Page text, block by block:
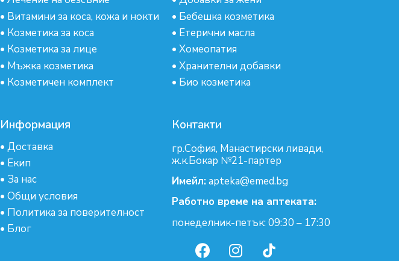
• Витамини за коса, кожа и нокти
• Козметика за коса
• Козметика за лице
• Мъжка козметика
• Козметичен комплект
• Бебешка козметика
• Етерични масла
• Хомеопатия
• Хранителни добавки
• Био козметика
Информация
• Доставка
• Екип
• За нас
• Общи условия
• Политика за поверителност
• Блог
Контакти
гр.София, Манастирски ливади,
ж.к.Бокар №21-партер
Имейл:apteka@emed.bg
Работно време на аптеката:
понеделник-петък: 09:30 – 17:30